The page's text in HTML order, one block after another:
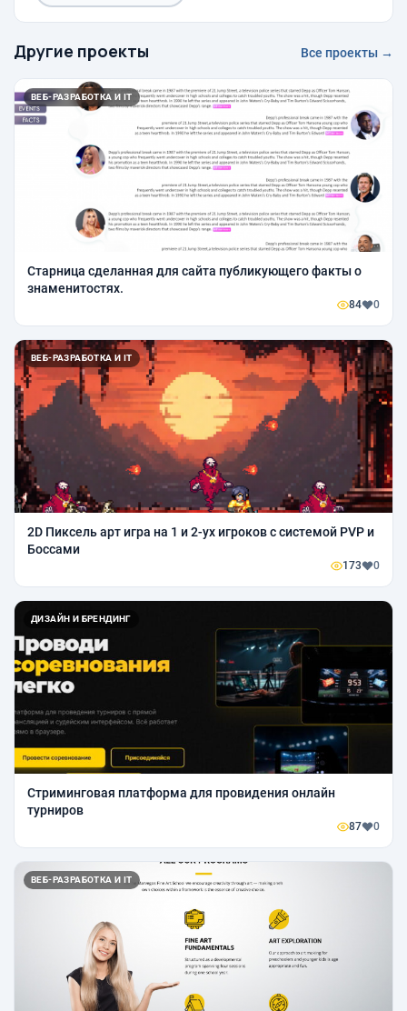
Другие проекты Все проекты →
ВЕБ-РАЗРАБОТКА И IT
Старница сделанная для сайта публикующего факты о
знаменитостях.
84 0
ВЕБ-РАЗРАБОТКА И IT
2D Пиксель арт игра на 1 и 2-ух игроков с системой PVP и
Боссами
173 0
ДИЗАЙН И БРЕНДИНГ
Стриминговая платформа для провидения онлайн
турниров
87 0
ВЕБ-РАЗРАБОТКА И IT